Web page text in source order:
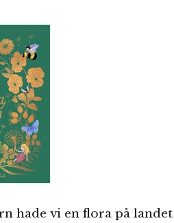
hade vi en flora på